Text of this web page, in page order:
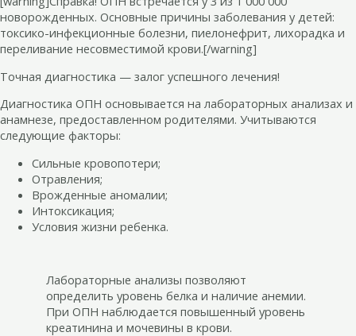
новорожденных. Основные причины заболевания у детей:
токсико-инфекционные болезни, пиелонефрит, лихорадка и
переливание несовместимой крови.[/warning]
Точная диагностика — залог успешного лечения!
Диагностика ОПН основывается на лабораторных анализах и
анамнезе, предоставленном родителями. Учитываются
следующие факторы:
Сильные кровопотери;
Отравления;
Врожденные аномалии;
Интоксикация;
Условия жизни ребенка.
Лабораторные анализы позволяют
определить уровень белка и наличие анемии.
При ОПН наблюдается повышенный уровень
креатинина и мочевины в крови.